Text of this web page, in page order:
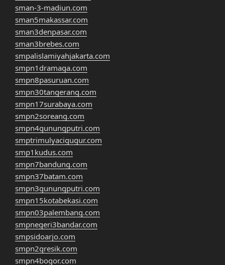
sman-3-madiun.com
sman5makassar.com
sman3denpasar.com
sman3brebes.com
smpalislamiyahjakarta.com
smpn1dramaga.com
smpn8pasuruan.com
smpn30tangerang.com
smpn17surabaya.com
smpn2soreang.com
smpn4gunungputri.com
smptrimulyacigugur.com
smp1kudus.com
smpn7bandung.com
smpn37batam.com
smpn3gunungputri.com
smpn15kotabekasi.com
smpn03palembang.com
smpnegeri3bandar.com
smpsidoarjo.com
smpn2gresik.com
smpn4bogor.com